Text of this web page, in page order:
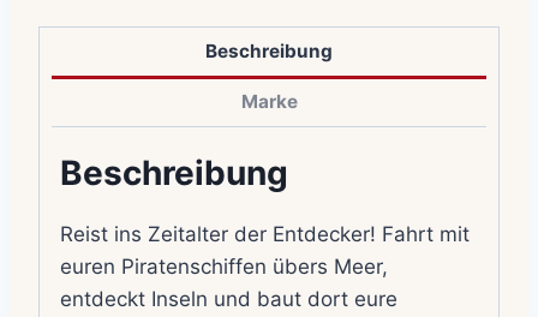
Beschreibung
Marke
Beschreibung
Reist ins Zeitalter der Entdecker! Fahrt mit
euren Piratenschiffen übers Meer,
entdeckt Inseln und baut dort eure